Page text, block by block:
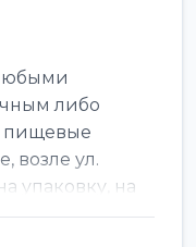
либо
пищевые
возле ул.
упаковку, на